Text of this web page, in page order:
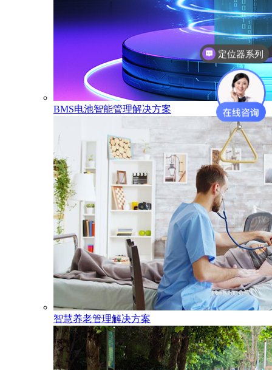
BMS电池智能管理解决方案
智慧养老管理解决方案
电子学生证系列